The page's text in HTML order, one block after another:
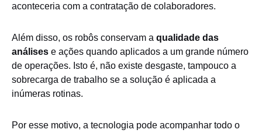
aconteceria com a contratação de colaboradores.
Além disso, os robôs conservam a qualidade das
análises e ações quando aplicados a um grande número
de operações. Isto é, não existe desgaste, tampouco a
sobrecarga de trabalho se a solução é aplicada a
inúmeras rotinas.
Por esse motivo, a tecnologia pode acompanhar todo o